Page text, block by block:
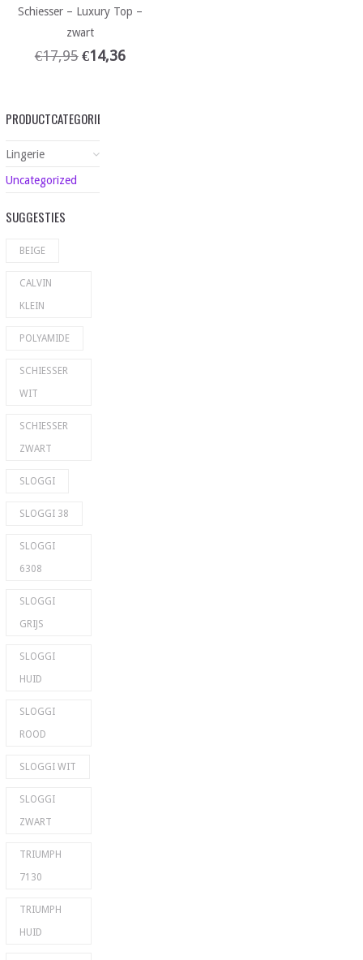
Schiesser – Luxury Top –
zwart
€17,95 €14,36
PRODUCTCATEGORIEËN
Lingerie
Uncategorized
SUGGESTIES
BEIGE
CALVIN
KLEIN
POLYAMIDE
SCHIESSER
WIT
SCHIESSER
ZWART
SLOGGI
SLOGGI 38
SLOGGI
6308
SLOGGI
GRIJS
SLOGGI
HUID
SLOGGI
ROOD
SLOGGI WIT
SLOGGI
ZWART
TRIUMPH
7130
TRIUMPH
HUID